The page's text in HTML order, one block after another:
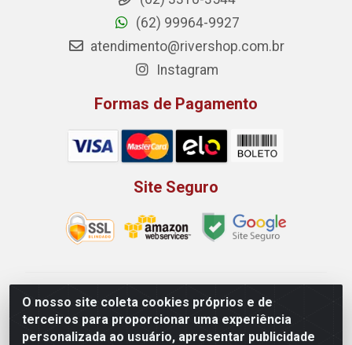
O nosso site coleta cookies próprios e de
terceiros para proporcionar uma experiência
personalizada ao usuário, apresentar publicidade
(62) 99964-9927
atendimento@rivershop.com.br
Instagram
Formas de Pagamento
Site Seguro
Rio Vermelho Distribuição de Alimentos LTDA - Rodovia
BR, 153, KM 52 N 00 QD 00 LT 16 - Bairro Jardim
Eldorado, Anápolis/GO - CEP 75.045-190 - CNPJ